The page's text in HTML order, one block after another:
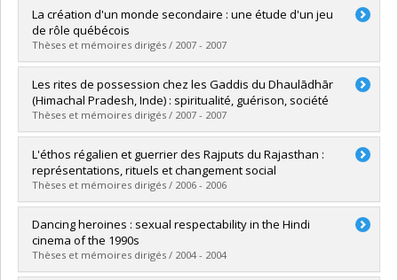
Diplômé(e) :Lord, Josiane
Cycle :Maîtrise
Diplôme obtenu :M. Sc.
Lien vers le document dans Papyrus
La création d'un monde secondaire : une étude d'un jeu
de rôle québécois
Thèses et mémoires dirigés / 2007 - 2007
Diplômé(e) :Bonsaint, Marie-France
Cycle :Maîtrise
Diplôme obtenu :M. Sc.
Lien vers le document dans Papyrus
Les rites de possession chez les Gaddis du Dhaulādhār
(Himachal Pradesh, Inde) : spiritualité, guérison, société
Thèses et mémoires dirigés / 2007 - 2007
Diplômé(e) :Côté, Daniel
Cycle :Doctorat
Diplôme obtenu :Ph. D.
Lien vers le document dans Papyrus
L'éthos régalien et guerrier des Rajputs du Rajasthan :
représentations, rituels et changement social
Thèses et mémoires dirigés / 2006 - 2006
Diplômé(e) :Deschamps, Hugo
Cycle :Maîtrise
Diplôme obtenu :M. Sc.
Lien vers le document dans Papyrus
Dancing heroines : sexual respectability in the Hindi
cinema of the 1990s
Thèses et mémoires dirigés / 2004 - 2004